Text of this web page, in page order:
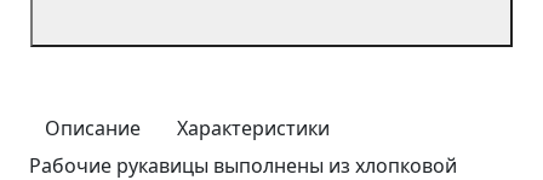
Описание
Характеристики
Рабочие рукавицы выполнены из хлопковой